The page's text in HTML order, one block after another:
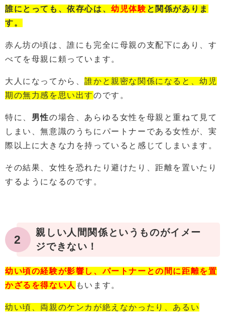
誰にとっても、依存心は、幼児体験と関係がありま
す。
赤ん坊の頃は、誰にも完全に母親の支配下にあり、す
べてを母親に頼っています。
大人になってから、誰かと親密な関係になると、幼児
期の無力感を思い出すのです。
特に、 男性の場合、あらゆる女性を母親と重ねて見て
しまい、無意識のうちにパートナーである女性が、実
際以上に大きな力を持っていると感じてしまいます。
その結果、女性を恐れたり避けたり、距離を置いたり
するようになるのです。
2
親しい人間関係というものがイメー
ジできない！
幼い頃の経験が影響し、パートナーとの間に距離を置
かざるを得ない人 もいます。
幼い頃、両親のケンカが絶えなかったり、あるい